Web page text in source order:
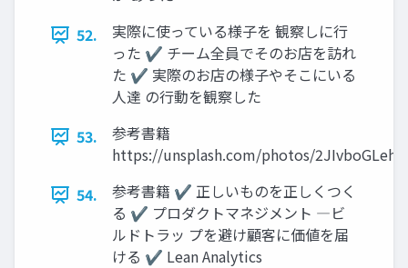
52.
実際に使っている様子を 観察しに行
った ✔ チーム全員でそのお店を訪れ
た ✔ 実際のお店の様子やそこにいる
人達 の行動を観察した
53.
参考書籍
https://unsplash.com/photos/2JIvboGLeho
54.
参考書籍 ✔ 正しいものを正しくつく
る ✔ プロダクトマネジメント ―ビ
ルドトラッ プを避け顧客に価値を届
ける ✔ Lean Analytics